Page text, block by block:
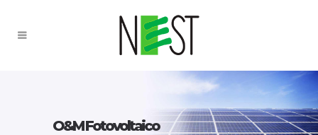
O&M Fotovoltaico